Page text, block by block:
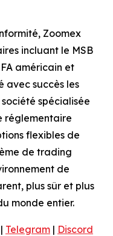
Zoomex
incluant le MSB
américain et
avec succès les
spécialisée
réglementaire
flexibles de
de trading
de
plus sûr et plus
monde entier.
| Telegram | Discord